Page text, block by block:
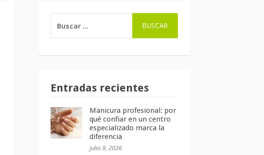
Entradas recientes
Manicura profesional: por
qué confiar en un centro
especializado marca la
diferencia
julio 9, 2026